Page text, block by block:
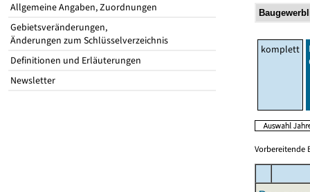
Allgemeine Angaben, Zuordnungen
Gebietsveränderungen,
Änderungen zum Schlüsselverzeichnis
Definitionen und Erläuterungen
Newsletter
komplett
Vorbereitende